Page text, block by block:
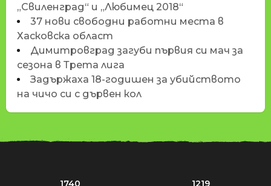
„Свиленград“ и „Любимец 2018“
37 нови свободни работни места в
Хасковска област
Димитровград загуби първия си мач за
сезона в Трета лига
Задържаха 18-годишен за убийството
на чичо си с дървен кол
1740 1219